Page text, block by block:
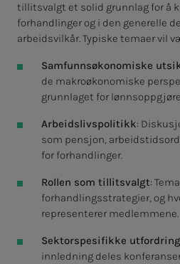
tillitsvalgt et solid grunnlag for å
forhandlinger og i den generelle
arbeidsvilkår. Typiske temaer vil
Samfunnsøkonomiske
de makroøkonomiske
grunnlaget for
Arbeidslivspolitikk:
som pensjon,
for forhandlinger.
Rollen som tillitsvalgt:
forhandlingsstrategier, og
representerer medlemmene.
Sektorspesifikke
innledning deles